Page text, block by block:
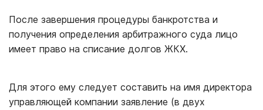
После завершения процедуры банкротства и
получения определения арбитражного суда лицо
имеет право на списание долгов ЖКХ.
Для этого ему следует составить на имя директора
управляющей компании заявление (в двух